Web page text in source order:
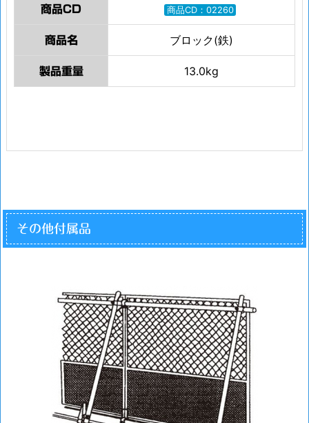
商品CD 商品CD：02260
商品名 ブロック(鉄)
製品重量 13.0kg
その他付属品